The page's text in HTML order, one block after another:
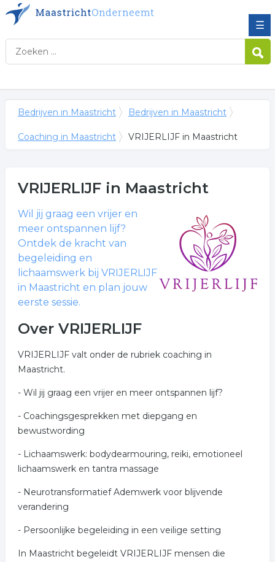
☰
Bedrijven in Maastricht Bedrijven in Maastricht
Coaching in Maastricht VRIJERLIJF in Maastricht
VRIJERLIJFin Maastricht
Wil jij graag een vrijer en
meer ontspannen lijf?
Ontdek de kracht van
begeleiding en
lichaamswerk bij VRIJERLIJF
in Maastricht en plan jouw
eerste sessie.
Over VRIJERLIJF
VRIJERLIJF valt onder de rubriek coaching in
Maastricht.
- Wil jij graag een vrijer en meer ontspannen lijf?
- Coachingsgesprekken met diepgang en
bewustwording
- Lichaamswerk: bodydearmouring, reiki, emotioneel
lichaamswerk en tantra massage
- Neurotransformatief Ademwerk voor blijvende
verandering
- Persoonlijke begeleiding in een veilige setting
In Maastricht begeleidt VRIJERLIJF mensen die